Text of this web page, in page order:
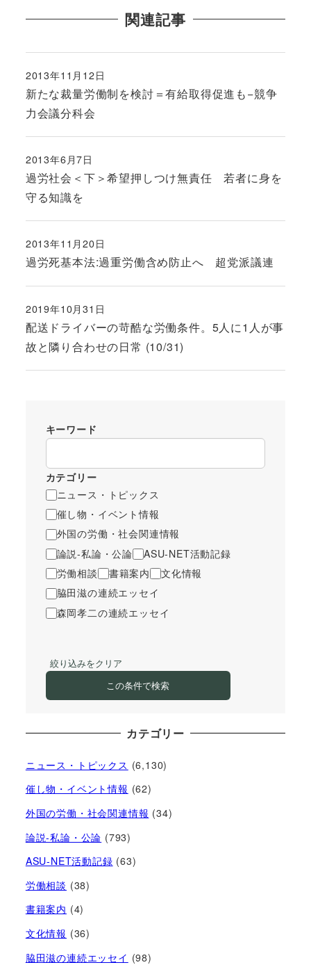
関連記事
新たな裁量労働制を検討＝有給取得促進も−競争
力会議分科会
投稿日
2013年11月12日
過労社会＜下＞希望押しつけ無責任 若者に身を
守る知識を
投稿日
2013年6月7日
過労死基本法:過重労働含め防止へ 超党派議連
投稿日
2013年11月20日
配送ドライバーの苛酷な労働条件。5人に1人が事
故と隣り合わせの日常 (10/31)
投稿日
2019年10月31日
キーワード
カテゴリー
ニュース・トピックス
催し物・イベント情報
外国の労働・社会関連情報
論説-私論・公論
ASU-NET活動記録
労働相談
書籍案内
文化情報
脇田滋の連続エッセイ
森岡孝二の連続エッセイ
絞り込みをクリア
この条件で検索
カテゴリー
ニュース・トピックス (6,130)
催し物・イベント情報 (62)
外国の労働・社会関連情報 (34)
論説-私論・公論 (793)
ASU-NET活動記録 (63)
労働相談 (38)
書籍案内 (4)
文化情報 (36)
脇田滋の連続エッセイ (98)